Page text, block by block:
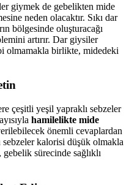
giymek de gebelikten mide
neden olacaktır. Sıkı dar
bölgesinde oluşturacağı
artırır. Dar giysiler
olmamakla birlikte, midedeki
çeşitli yeşil yapraklı sebzeler
hamilelikte mide
önemli cevaplardan
kalorisi düşük olmakla
sürecinde sağlıklı